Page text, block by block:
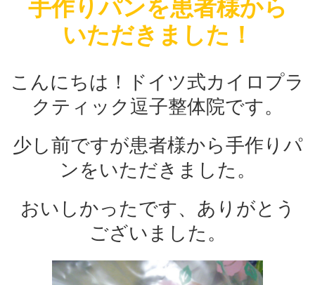
手作りパンを患者様から
いただきました！
こんにちは！ドイツ式カイロプラ
クティック逗子整体院です。
少し前ですが患者様から手作りパ
ンをいただきました。
おいしかったです、ありがとう
ございました。